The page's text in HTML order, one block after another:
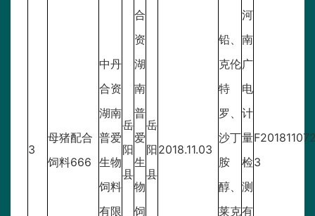
3
母猪配合
饲料666
中丹
合资
湖南
普爱
生物
饲料
有限
岳
阳
县
合
资
湖
南
普
爱
生
物
饲
岳
阳
县
2018.11.03
铅、
克伦
特
罗、
沙丁
胺
醇、
莱克
河
南
广
电
计
量
检
测
有
3